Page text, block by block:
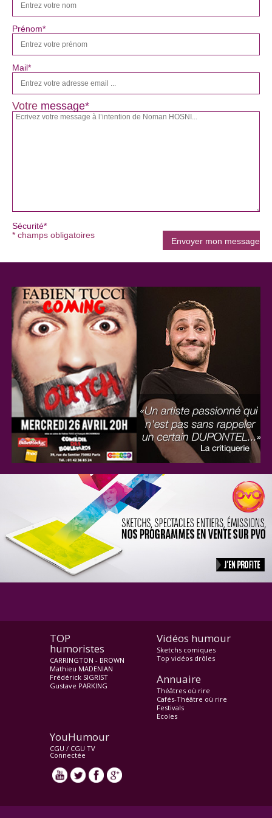
Prénom*
Mail*
Votre message*
Sécurité*
* champs obligatoires
TOP
humoristes
CARRINGTON - BROWN
Mathieu MADENIAN
Frédérick SIGRIST
Gustave PARKING
Vidéos humour
Sketchs comiques
Top vidéos drôles
Annuaire
Théâtres où rire
Cafés-Théâtre où rire
Festivals
Ecoles
YouHumour
CGU / CGU TV
Connectée